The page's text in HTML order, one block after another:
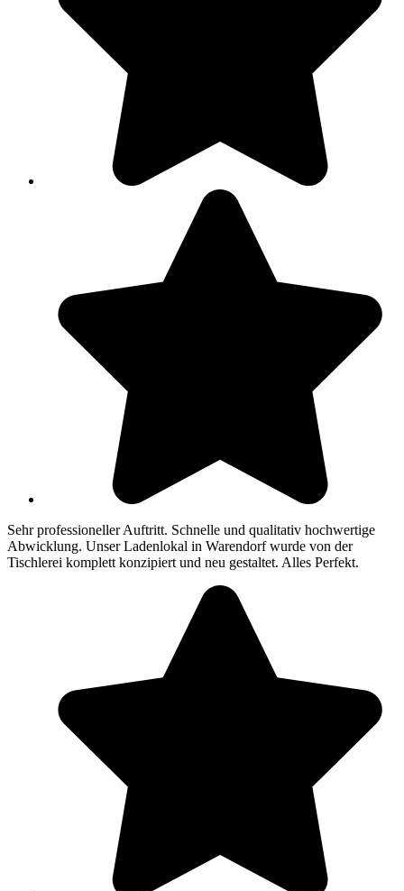
Sehr professioneller Auftritt. Schnelle und qualitativ hochwertige
Abwicklung. Unser Ladenlokal in Warendorf wurde von der
Tischlerei komplett konzipiert und neu gestaltet. Alles Perfekt.